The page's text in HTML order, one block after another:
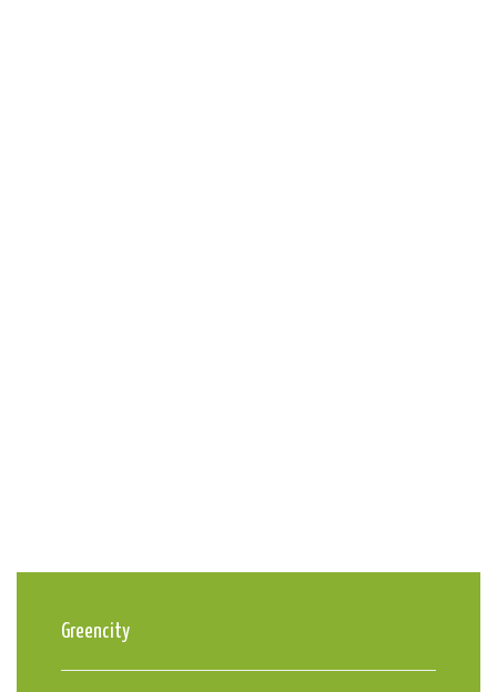
Greencity